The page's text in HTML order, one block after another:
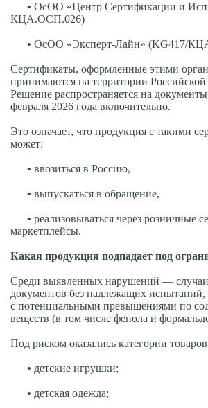
• ОсОО «Центр Сертификации и
КЦА.ОСП.026)
• ОсОО «Эксперт-Лайн» (KG417/
Сертификаты, оформленные этими
принимаются на территории
Решение распространяется на
февраля 2026 года включительно.
Это означает, что продукция с такими
может:
• ввозиться в Россию,
• выпускаться в обращение,
• реализовываться через розничные
маркетплейсы.
Какая продукция подпадает под
Среди выявленных нарушений —
документов без надлежащих испытаний,
с потенциальными превышениями по
веществ (в том числе фенола и
Под риском оказались категории
• детские игрушки;
• детская одежда;